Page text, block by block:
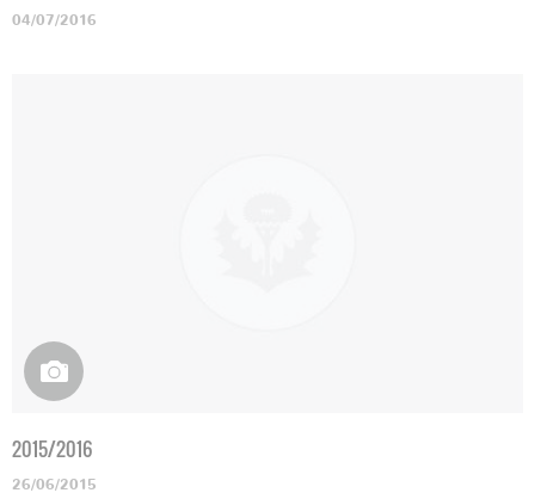
04/07/2016
2015/2016
26/06/2015